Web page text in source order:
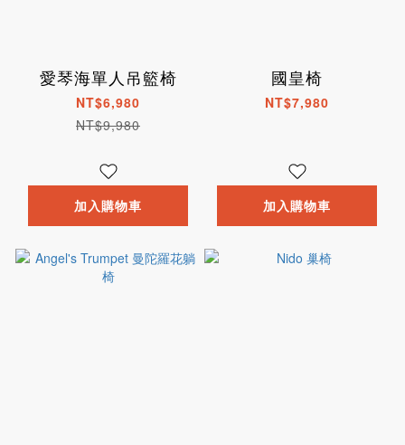
愛琴海單人吊籃椅
NT$6,980
NT$9,980
加入購物車
國皇椅
NT$7,980
加入購物車